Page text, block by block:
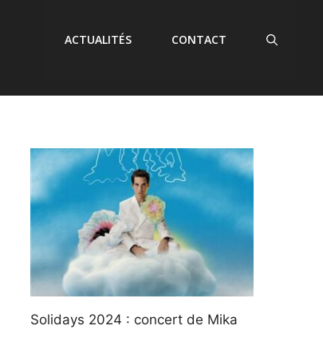
ACTUALITÉS CONTACT
Solidays 2024 : concert de Mika